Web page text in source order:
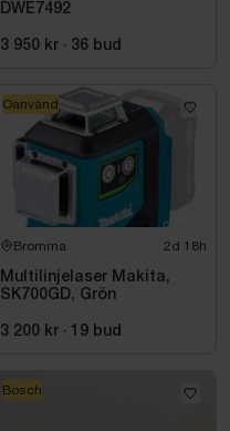
DWE7492
3 950 kr · 36 bud
Bromma 2d 18h
Multilinjelaser Makita,
SK700GD, Grön
3 200 kr · 19 bud
Oanvänd
Bosch